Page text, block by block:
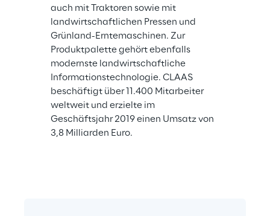
auch mit Traktoren sowie mit
landwirtschaftlichen Pressen und
Grünland-Erntemaschinen. Zur
Produktpalette gehört ebenfalls
modernste landwirtschaftliche
Informationstechnologie. CLAAS
beschäftigt über 11.400 Mitarbeiter
weltweit und erzielte im
Geschäftsjahr 2019 einen Umsatz von
3,8 Milliarden Euro.